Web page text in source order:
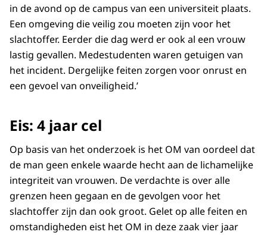
in de avond op de campus van een universiteit plaats.
Een omgeving die veilig zou moeten zijn voor het
slachtoffer. Eerder die dag werd er ook al een vrouw
lastig gevallen. Medestudenten waren getuigen van
het incident. Dergelijke feiten zorgen voor onrust en
een gevoel van onveiligheid.’
Eis: 4 jaar cel
Op basis van het onderzoek is het OM van oordeel dat
de man geen enkele waarde hecht aan de lichamelijke
integriteit van vrouwen. De verdachte is over alle
grenzen heen gegaan en de gevolgen voor het
slachtoffer zijn dan ook groot. Gelet op alle feiten en
omstandigheden eist het OM in deze zaak vier jaar